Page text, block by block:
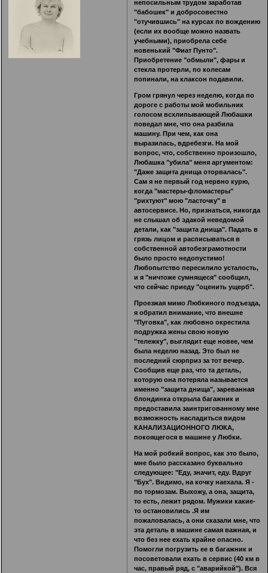
непосильным трудом заработав
"бабошек" и добросовестно
"отучившись" на курсах по вождению
(если их вообще можно назвать
учебными), приобрела себе
новенький "Фиат Пунто".
Приобретение "обмыли", фары и
стекла протерли, по колесам
попинали, на клаксон подавили.
Гром грянул через неделю, когда по
дороге с работы мой мобильник
голосом всхлипывающей Любашки
поведал мне, что она разбила
машину. При чем, как она
выразилась, вдребезги. На мой
вопрос, что, собственно произошло,
Любашка "убила" меня аргументом:
"Даже защита днища оторвалась".
Сам я не первый год нервно курю,
когда "мастеры-фломастеры"
"рихтуют" мою "ласточку" в
автосервисе. Но, признаться, никогда
не слышал об эдакой неведомой
детали, как "защита днища". Падать в
грязь лицом и расписываться в
собственной автобезграмотности
было просто недопустимо!
Любопытство пересилило усталость,
и я "ничтоже сумнящеся" сообщил,
что сейчас приеду "оценить ущерб".
Проезжая мимо Любкиного подъезда,
я обратил внимание, что внешне
"Пуговка", как любовно окрестила
подружка жены свою новую
"тележку", выглядит еще новее, чем
была неделю назад. Это был не
последний сюрприз за тот вечер.
Сообщив еще раз, что та деталь,
которую она потеряла называется
именно "защита днища", зареванная
блондинка открыла багажник и
предоставила заинтригованному мне
возможность насладиться видом
КАНАЛИЗАЦИОННОГО ЛЮКА,
покоящегося в машине у Любки.
На мой робкий вопрос, как это было,
мне было рассказано буквально
следующее: "Еду, значит, еду. Вдруг
"Бух". Видимо, на кочку наехала. Я -
по тормозам. Выхожу, а она, защита,
то есть, лежит рядом. Мужики какие-
то остановились .Я им
пожаловалась, а они сказали мне, что
эта деталь в машине самая важная, и
что без нее ехать крайне опасно.
Помогли погрузить ее в багажник и
посоветовали ехать в сервис (40 км в
час, правый ряд, с "аварийкой"). Вся